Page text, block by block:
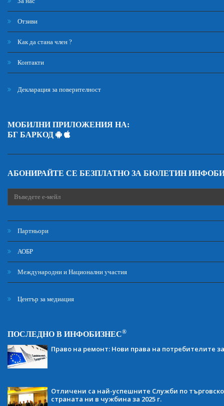
Отзиви
Как да стана член ?
Контакти
Декларация за поверителност
МОБИЛНИ ПРИЛОЖЕНИЯ НА:
БГ БАРКОД
АБОНИРАЙТЕ СЕ БЕЗПЛАТНО ЗА БЮЛЕТИН
Партньори
АОБР
Международни и Национални участия
Център за медиация
ПОСЛЕДНО В ИНФОБИЗНЕС®
Право на ремонт: Нови права на потребителите
Отличени са най-успешните Служби по
страната ни в чужбина за 2025 г.